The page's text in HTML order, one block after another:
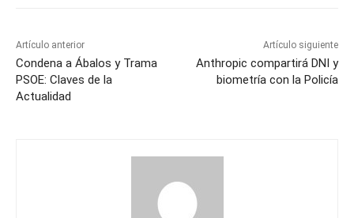
Artículo anterior
Condena a Ábalos y Trama
PSOE: Claves de la
Actualidad
Artículo siguiente
Anthropic compartirá DNI y
biometría con la Policía